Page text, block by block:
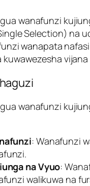
wanafunzi
Selection) na
wanapata
wanafunzi
: Wanafunzi
na Vyuo:
walikuwa na